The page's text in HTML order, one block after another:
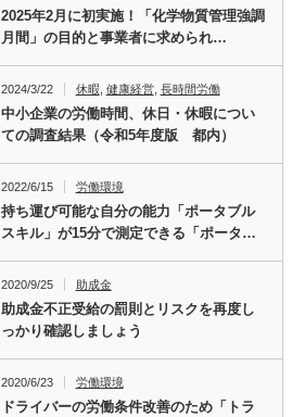
2025年2月に初実施！「化学物質管理強調
月間」の目的と事業者に求められ…
2024/3/22 休暇 健康経営, 長時間労働
中小企業の労働時間、休日・休暇につい
ての調査結果（令和5年度版 都内）
2022/6/15 労働環境
持ち運び可能な自分の能力「ポータブル
スキル」が15分で測定できる「ポータ…
2020/9/25 助成金
助成金不正受給の罰則とリスクを再度し
っかり確認しましょう
2020/6/23 労働環境
ドライバーの労働条件改善のため「トラ